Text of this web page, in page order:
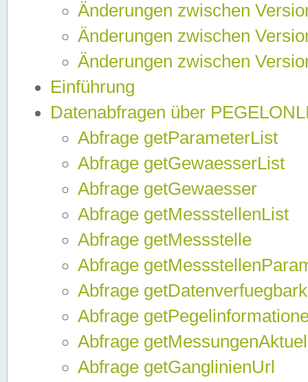
Änderungen zwischen
Änderungen zwischen
Änderungen zwischen
Einführung
Datenabfragen über
Abfrage getParameterList
Abfrage getGewaesserList
Abfrage getGewaesser
Abfrage getMessstellenList
Abfrage getMessstelle
Abfrage
Abfrage
Abfrage
Abfrage
Abfrage getGanglinienUrl